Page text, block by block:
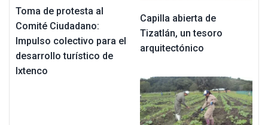
Toma de protesta al
Comité Ciudadano:
Impulso colectivo para el
desarrollo turístico de
Ixtenco
Capilla abierta de
Tizatlán, un tesoro
arquitectónico